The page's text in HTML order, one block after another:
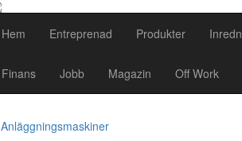
Hem Entreprenad Produkter
Finans Jobb Magazin Off Work
Anläggningsmaskiner